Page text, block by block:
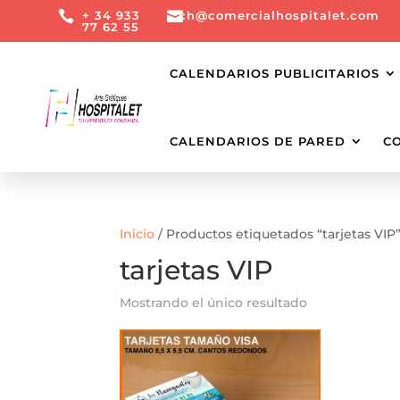
 + 34 933
77 62 55
ch@comercialhospitalet.com
CALENDARIOS PUBLICITARIOS
CALENDARIOS DE PARED
Inicio / Productos etiquetados “tarjetas VIP”
tarjetas VIP
Mostrando el único resultado